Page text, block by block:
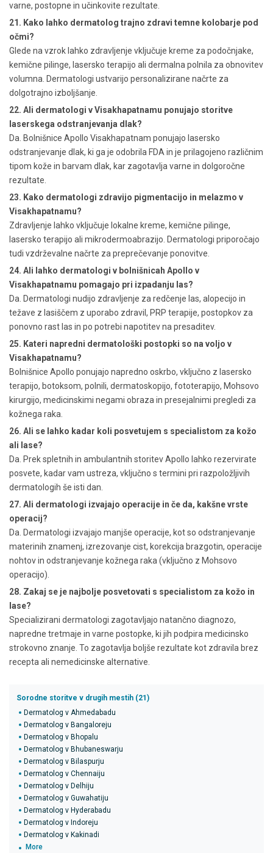
varne, postopne in učinkovite rezultate.
21. Kako lahko dermatolog trajno zdravi temne kolobarje pod
očmi?
Glede na vzrok lahko zdravljenje vključuje kreme za podočnjake,
kemične pilinge, lasersko terapijo ali dermalna polnila za obnovitev
volumna. Dermatologi ustvarijo personalizirane načrte za
dolgotrajno izboljšanje.
22. Ali dermatologi v Visakhapatnamu ponujajo storitve
laserskega odstranjevanja dlak?
Da. Bolnišnice Apollo Visakhapatnam ponujajo lasersko
odstranjevanje dlak, ki ga je odobrila FDA in je prilagojeno različnim
tipom kože in barvam dlak, kar zagotavlja varne in dolgoročne
rezultate.
23. Kako dermatologi zdravijo pigmentacijo in melazmo v
Visakhapatnamu?
Zdravljenje lahko vključuje lokalne kreme, kemične pilinge,
lasersko terapijo ali mikrodermoabrazijo. Dermatologi priporočajo
tudi vzdrževalne načrte za preprečevanje ponovitve.
24. Ali lahko dermatologi v bolnišnicah Apollo v
Visakhapatnamu pomagajo pri izpadanju las?
Da. Dermatologi nudijo zdravljenje za redčenje las, alopecijo in
težave z lasiščem z uporabo zdravil, PRP terapije, postopkov za
ponovno rast las in po potrebi napotitev na presaditev.
25. Kateri napredni dermatološki postopki so na voljo v
Visakhapatnamu?
Bolnišnice Apollo ponujajo napredno oskrbo, vključno z lasersko
terapijo, botoksom, polnili, dermatoskopijo, fototerapijo, Mohsovo
kirurgijo, medicinskimi negami obraza in presejalnimi pregledi za
kožnega raka.
26. Ali se lahko kadar koli posvetujem s specialistom za kožo
ali lase?
Da. Prek spletnih in ambulantnih storitev Apollo lahko rezervirate
posvete, kadar vam ustreza, vključno s termini pri razpoložljivih
dermatologih še isti dan.
27. Ali dermatologi izvajajo operacije in če da, kakšne vrste
operacij?
Da. Dermatologi izvajajo manjše operacije, kot so odstranjevanje
materinih znamenj, izrezovanje cist, korekcija brazgotin, operacije
nohtov in odstranjevanje kožnega raka (vključno z Mohsovo
operacijo).
28. Zakaj se je najbolje posvetovati s specialistom za kožo in
lase?
Specializirani dermatologi zagotavljajo natančno diagnozo,
napredne tretmaje in varne postopke, ki jih podpira medicinsko
strokovno znanje. To zagotavlja boljše rezultate kot zdravila brez
recepta ali nemedicinske alternative.
Sorodne storitve v drugih mestih (21)
Dermatolog v Ahmedabadu
Dermatolog v Bangaloreju
Dermatolog v Bhopalu
Dermatolog v Bhubaneswarju
Dermatolog v Bilaspurju
Dermatolog v Chennaiju
Dermatolog v Delhiju
Dermatolog v Guwahatiju
Dermatolog v Hyderabadu
Dermatolog v Indoreju
Dermatolog v Kakinadi
More